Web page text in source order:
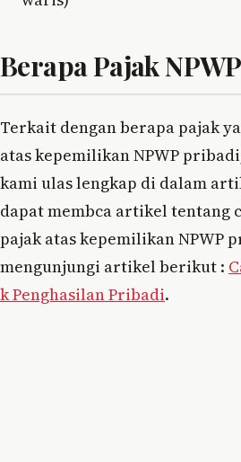
Berapa Pajak
Terkait dengan berapa pajak
atas kepemilikan NPWP
kami ulas lengkap di dalam
dapat membca artikel tentang
pajak atas kepemilikan NPWP
mengunjungi artikel berikut :
k Penghasilan Pribadi.